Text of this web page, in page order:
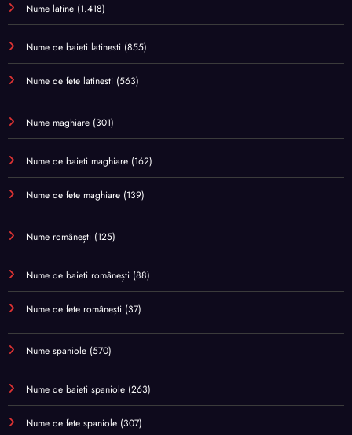
Nume latine (1.418)
Nume de baieti latinesti (855)
Nume de fete latinesti (563)
Nume maghiare (301)
Nume de baieti maghiare (162)
Nume de fete maghiare (139)
Nume românești (125)
Nume de baieti românești (88)
Nume de fete românești (37)
Nume spaniole (570)
Nume de baieti spaniole (263)
Nume de fete spaniole (307)